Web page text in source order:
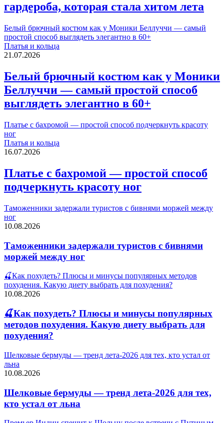
гардероба, которая стала хитом лета
Белый брючный костюм как у Моники Беллуччи — самый
простой способ выглядеть элегантно в 60+
Платья и кольца
21.07.2026
Белый брючный костюм как у Моники
Беллуччи — самый простой способ
выглядеть элегантно в 60+
Платье с бахромой — простой способ подчеркнуть красоту
ног
Платья и кольца
16.07.2026
Платье с бахромой — простой способ
подчеркнуть красоту ног
Таможенники задержали туристов с бивнями моржей между
ног
10.08.2026
Таможенники задержали туристов с бивнями
моржей между ног
🍒Как похудеть? Плюсы и минусы популярных методов
похудения. Какую диету выбрать для похудения?
10.08.2026
🍒Как похудеть? Плюсы и минусы популярных
методов похудения. Какую диету выбрать для
похудения?
Шелковые бермуды — тренд лета-2026 для тех, кто устал от
льна
10.08.2026
Шелковые бермуды — тренд лета-2026 для тех,
кто устал от льна